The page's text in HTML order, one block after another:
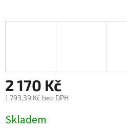
2 170 Kč
1 793,39 Kč bez DPH
cena:
Skladem